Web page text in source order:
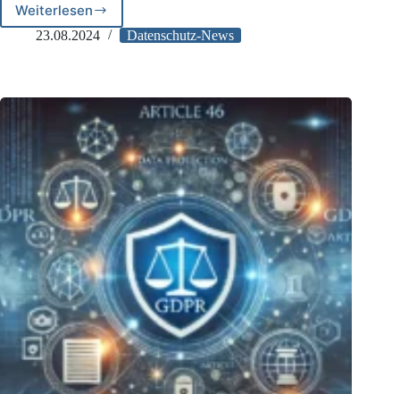
WeiterlesenInternationale
Datentransfers
und
organisatorische
Maßnahmen
23.08.2024 Datenschutz-News